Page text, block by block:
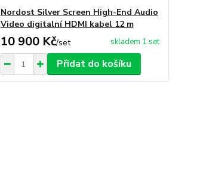
Nordost Silver Screen High-End Audio
Video digitalní HDMI kabel 12 m
10 900 Kč/set skladem 1 set
Přidat do košíku